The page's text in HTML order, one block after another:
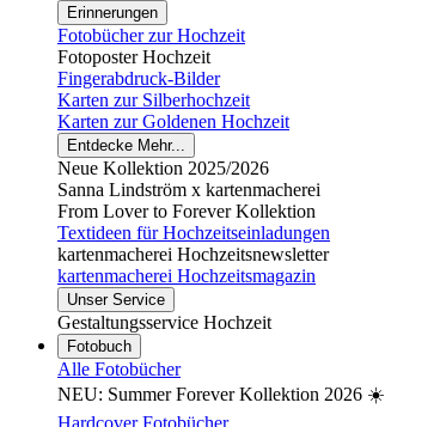
Erinnerungen
Fotobücher zur Hochzeit
Fotoposter Hochzeit
Fingerabdruck-Bilder
Karten zur Silberhochzeit
Karten zur Goldenen Hochzeit
Entdecke Mehr...
Neue Kollektion 2025/2026
Sanna Lindström x kartenmacherei
From Lover to Forever Kollektion
Textideen für Hochzeitseinladungen
kartenmacherei Hochzeitsnewsletter
kartenmacherei Hochzeitsmagazin
Unser Service
Gestaltungsservice Hochzeit
Fotobuch
Alle Fotobücher
NEU: Summer Forever Kollektion 2026 ☀️
Hardcover Fotobücher